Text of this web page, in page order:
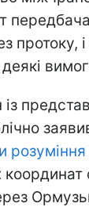
протоку,
розуміння